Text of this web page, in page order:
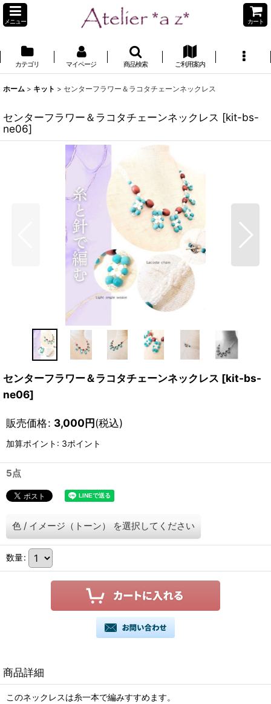
メニュー カート
カテゴリ マイページ 商品検索 ご利用案内
ホーム > キット > センターフラワー＆ラコタチェーンネックレス
センターフラワー＆ラコタチェーンネックレス [kit-bs-
ne06]
センターフラワー＆ラコタチェーンネックレス [kit-bs-
ne06]
販売価格: 3,000円(税込)
加算ポイント: 3ポイント
5点
色 / イメージ（トーン） を選択してください
数量:
商品詳細
このネックレスは糸一本で編みすすめます。